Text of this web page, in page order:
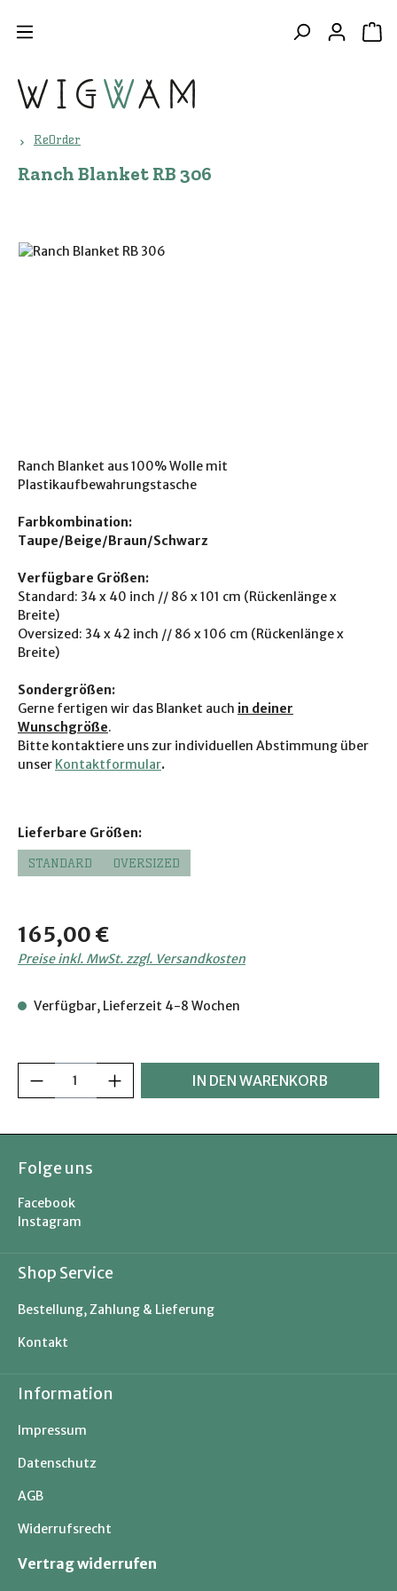
ReOrder
Ranch Blanket RB 306
Bildergalerie überspringen
Ranch Blanket aus 100% Wolle mit
Plastikaufbewahrungstasche
Farbkombination:
Taupe/Beige/Braun/Schwarz
Verfügbare Größen:
Standard: 34 x 40 inch // 86 x 101 cm (Rückenlänge x
Breite)
Oversized: 34 x 42 inch // 86 x 106 cm (Rückenlänge x
Breite)
Sondergrößen:
Gerne fertigen wir das Blanket auch in deiner
Wunschgröße.
Bitte kontaktiere uns zur individuellen Abstimmung über
unser Kontaktformular.
Regulärer Preis:
165,00 €
Preise inkl. MwSt. zzgl. Versandkosten
Verfügbar, Lieferzeit 4-8 Wochen
Lieferbare Größen:auswählen
STANDARD
OVERSIZED
Produkt Anzahl: Gib den gewünschten
IN DEN WARENKORB
Folge uns
Facebook
Instagram
Shop Service
Bestellung, Zahlung & Lieferung
Kontakt
Information
Impressum
Datenschutz
AGB
Widerrufsrecht
Vertrag widerrufen